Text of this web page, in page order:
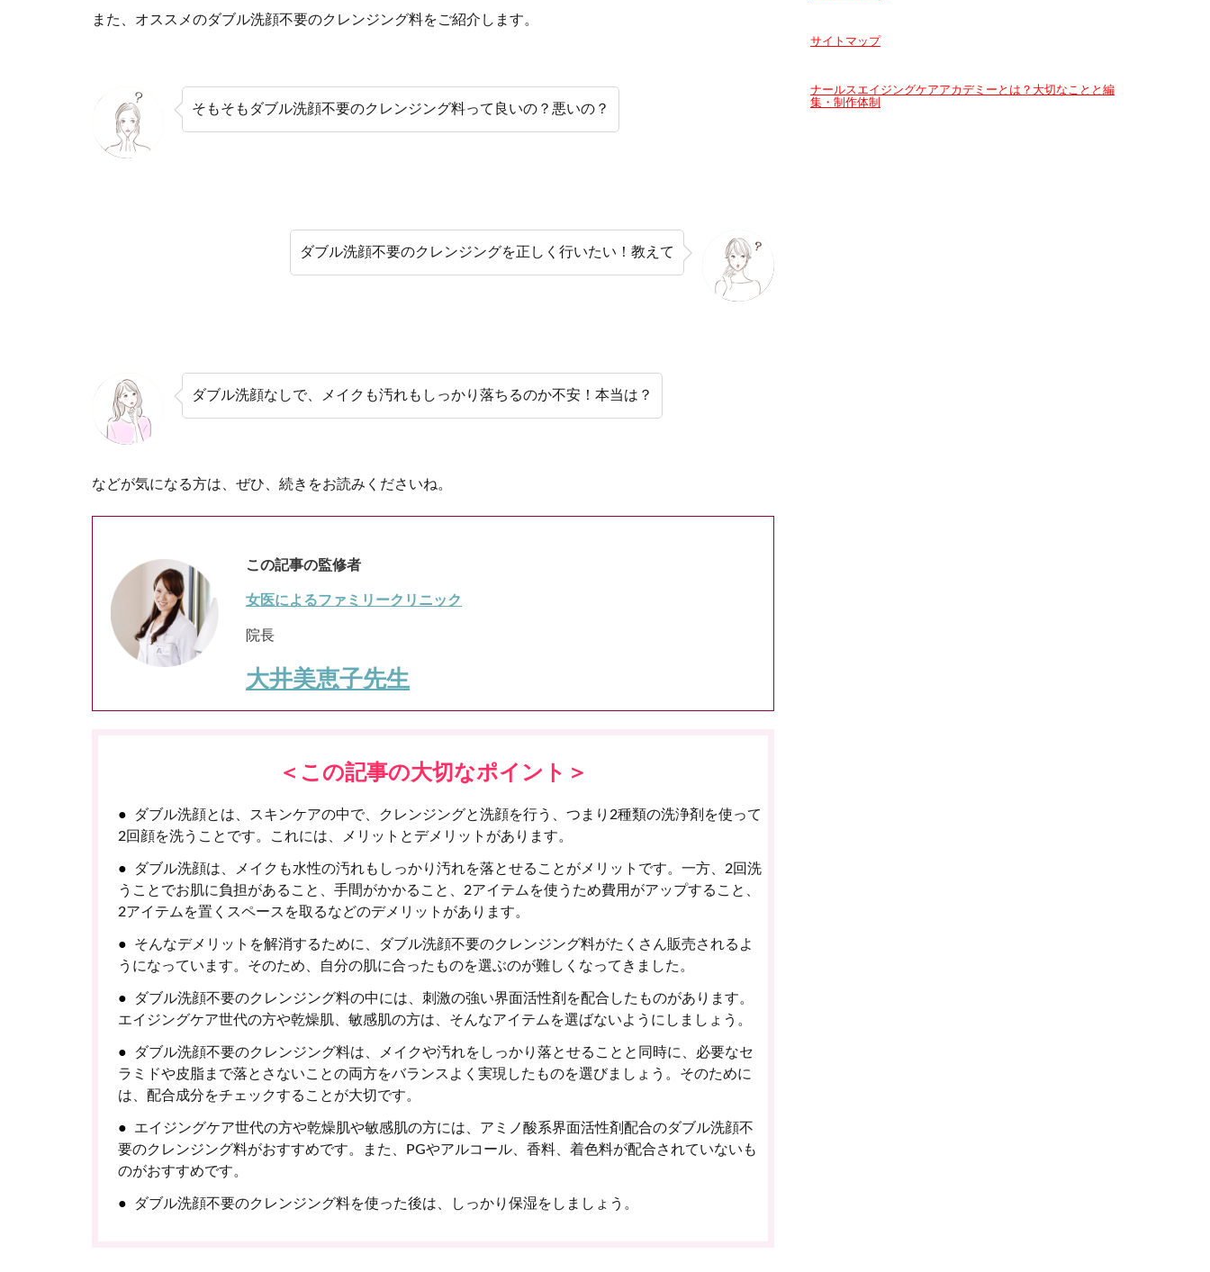
また、オススメのダブル洗顔不要のクレンジング料をご紹介します。
そもそもダブル洗顔不要のクレンジング料って良いの？悪いの？
ダブル洗顔不要のクレンジングを正しく行いたい！教えて
ダブル洗顔なしで、メイクも汚れもしっかり落ちるのか不安！本当は？
などが気になる方は、ぜひ、続きをお読みくださいね。
この記事の監修者
女医によるファミリークリニック
院長
大井美恵子先生
＜この記事の大切なポイント＞
ダブル洗顔とは、スキンケアの中で、クレンジングと洗顔を行う、つまり2種類の洗浄剤を使って
2回顔を洗うことです。これには、メリットとデメリットがあります。
ダブル洗顔は、メイクも水性の汚れもしっかり汚れを落とせることがメリットです。一方、2回洗
うことでお肌に負担があること、手間がかかること、2アイテムを使うため費用がアップすること、
2アイテムを置くスペースを取るなどのデメリットがあります。
そんなデメリットを解消するために、ダブル洗顔不要のクレンジング料がたくさん販売されるよ
うになっています。そのため、自分の肌に合ったものを選ぶのが難しくなってきました。
ダブル洗顔不要のクレンジング料の中には、刺激の強い界面活性剤を配合したものがあります。
エイジングケア世代の方や乾燥肌、敏感肌の方は、そんなアイテムを選ばないようにしましょう。
ダブル洗顔不要のクレンジング料は、メイクや汚れをしっかり落とせることと同時に、必要なセ
ラミドや皮脂まで落とさないことの両方をバランスよく実現したものを選びましょう。そのために
は、配合成分をチェックすることが大切です。
エイジングケア世代の方や乾燥肌や敏感肌の方には、アミノ酸系界面活性剤配合のダブル洗顔不
要のクレンジング料がおすすめです。また、PGやアルコール、香料、着色料が配合されていないも
のがおすすめです。
ダブル洗顔不要のクレンジング料を使った後は、しっかり保湿をしましょう。
サイトマップ
ナールスエイジングケアアカデミーとは？大切なことと編
集・制作体制